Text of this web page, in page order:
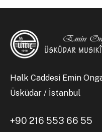
Halk Caddesi Emin
Üsküdar / İstanbul
+90 216 553 66 55